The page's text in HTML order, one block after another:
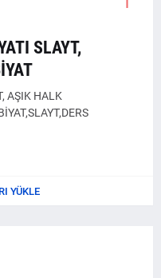
SLAYT,
AŞIK HALK
YÜKLE